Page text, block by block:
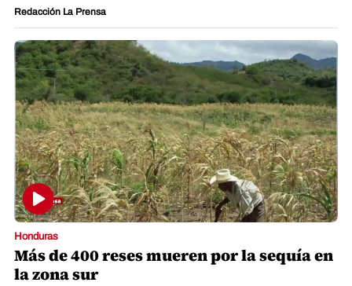
Redacción La Prensa
Honduras
Más de 400 reses mueren por la sequía en
la zona sur